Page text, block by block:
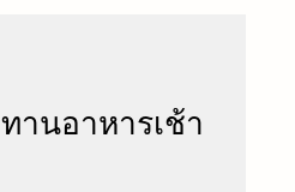
ทานอาหารเช้า